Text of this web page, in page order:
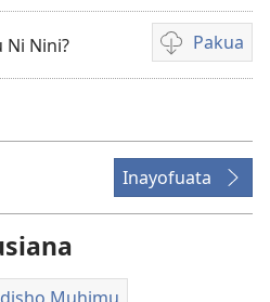
Nini? Pakua
Kupakua
rekodi
Inayofuata